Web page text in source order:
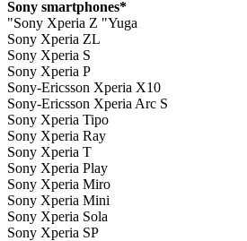
Sony Xperia Z "Yuga"
Sony Xperia ZL
Sony Xperia S
Sony Xperia P
Sony-Ericsson Xperia X10
Sony-Ericsson Xperia Arc S
Sony Xperia Tipo
Sony Xperia Ray
Sony Xperia T
Sony Xperia Play
Sony Xperia Miro
Sony Xperia Mini
Sony Xperia Sola
Sony Xperia SP